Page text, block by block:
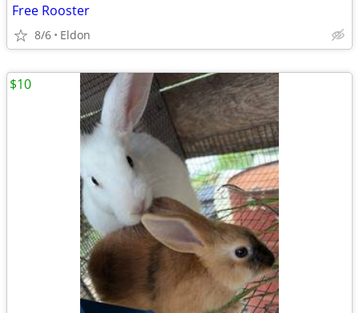
Free Rooster
8/6 Eldon
$10